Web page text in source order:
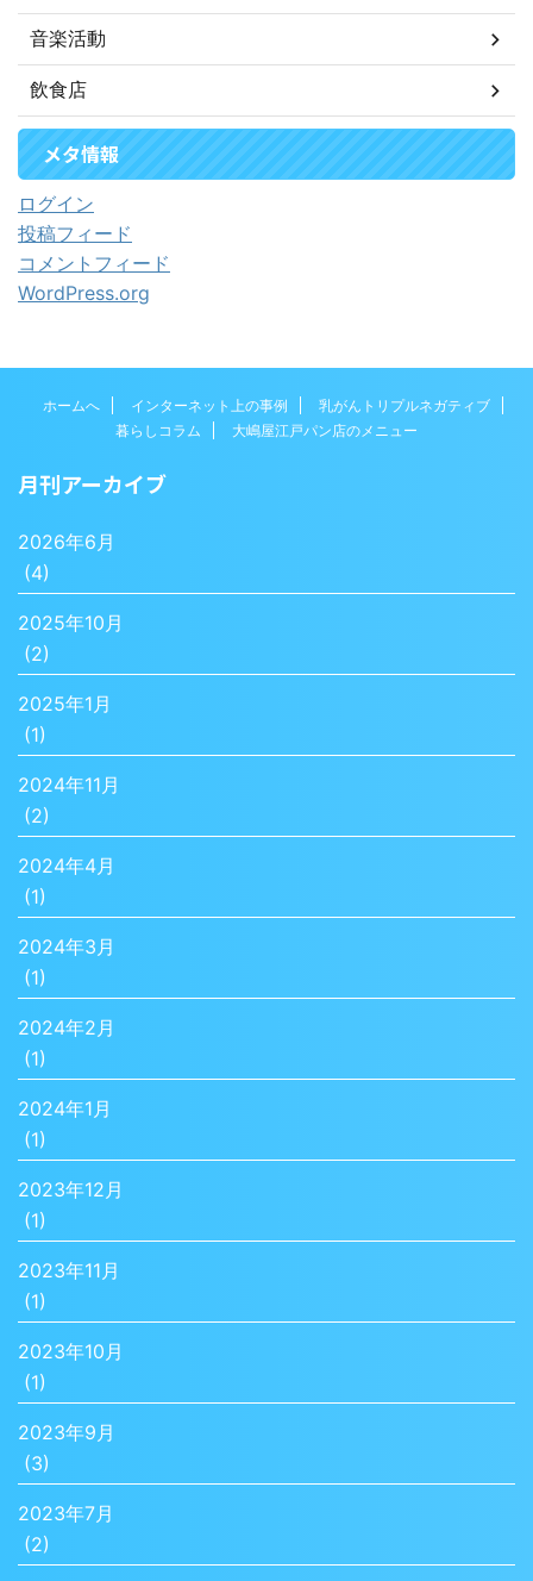
音楽活動
飲食店
メタ情報
ログイン
投稿フィード
コメントフィード
WordPress.org
ホームへ インターネット上の事例
乳がんトリプルネガティブ
暮らしコラム
大嶋屋江戸パン店のメニュー
月刊アーカイブ
2026年6月
(4)
2025年10月
(2)
2025年1月
(1)
2024年11月
(2)
2024年4月
(1)
2024年3月
(1)
2024年2月
(1)
2024年1月
(1)
2023年12月
(1)
2023年11月
(1)
2023年10月
(1)
2023年9月
(3)
2023年7月
(2)